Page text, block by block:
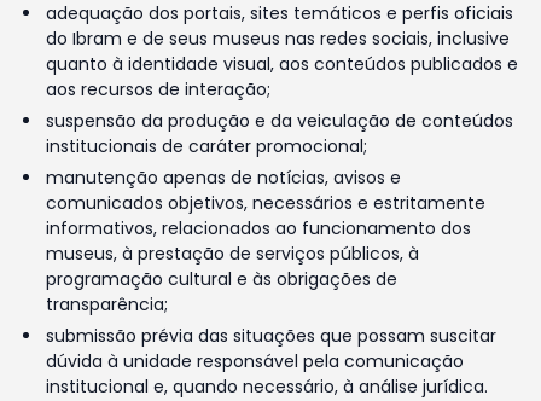
adequação dos portais, sites temáticos e perfis oficiais
do Ibram e de seus museus nas redes sociais, inclusive
quanto à identidade visual, aos conteúdos publicados e
aos recursos de interação;
suspensão da produção e da veiculação de conteúdos
institucionais de caráter promocional;
manutenção apenas de notícias, avisos e
comunicados objetivos, necessários e estritamente
informativos, relacionados ao funcionamento dos
museus, à prestação de serviços públicos, à
programação cultural e às obrigações de
transparência;
submissão prévia das situações que possam suscitar
dúvida à unidade responsável pela comunicação
institucional e, quando necessário, à análise jurídica.